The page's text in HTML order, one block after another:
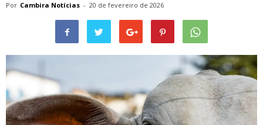
Por Cambira Notícias - 20 de fevereiro de 2026